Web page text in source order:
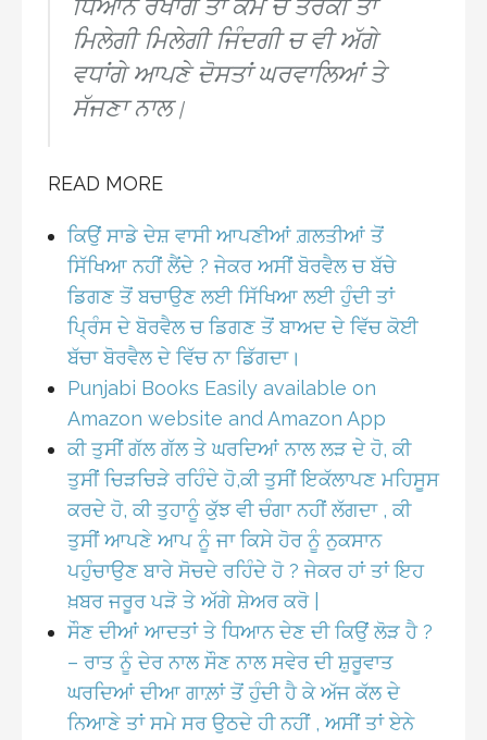
ਧਿਆਨ ਰੱਖਾਂਗੇ ਤਾਂ ਕੰਮ ਚ ਤਰੱਕੀ ਤਾਂ
ਮਿਲੇਗੀ ਮਿਲੇਗੀ ਜਿੰਦਗੀ ਚ ਵੀ ਅੱਗੇ
ਵਧਾਂਗੇ ਆਪਣੇ ਦੋਸਤਾਂ ਘਰਵਾਲਿਆਂ ਤੇ
ਸੱਜਣਾ ਨਾਲ|
READ MORE
ਕਿਉਂ ਸਾਡੇ ਦੇਸ਼ ਵਾਸੀ ਆਪਣੀਆਂ ਗ਼ਲਤੀਆਂ ਤੋਂ
ਸਿੱਖਿਆ ਨਹੀਂ ਲੈਂਦੇ ? ਜੇਕਰ ਅਸੀਂ ਬੋਰਵੈਲ ਚ ਬੱਚੇ
ਡਿਗਣ ਤੋਂ ਬਚਾਉਣ ਲਈ ਸਿੱਖਿਆ ਲਈ ਹੁੰਦੀ ਤਾਂ
ਪ੍ਰਿੰਸ ਦੇ ਬੋਰਵੈਲ ਚ ਡਿਗਣ ਤੋਂ ਬਾਅਦ ਦੇ ਵਿੱਚ ਕੋਈ
ਬੱਚਾ ਬੋਰਵੈਲ ਦੇ ਵਿੱਚ ਨਾ ਡਿੱਗਦਾ।
Punjabi Books Easily available on
Amazon website and Amazon App
ਕੀ ਤੁਸੀਂ ਗੱਲ ਗੱਲ ਤੇ ਘਰਦਿਆਂ ਨਾਲ ਲੜ ਦੇ ਹੋ, ਕੀ
ਤੁਸੀਂ ਚਿੜਚਿੜੇ ਰਹਿੰਦੇ ਹੋ,ਕੀ ਤੁਸੀਂ ਇਕੱਲਾਪਣ ਮਹਿਸੂਸ
ਕਰਦੇ ਹੋ, ਕੀ ਤੁਹਾਨੂੰ ਕੁੱਝ ਵੀ ਚੰਗਾ ਨਹੀਂ ਲੱਗਦਾ , ਕੀ
ਤੁਸੀਂ ਆਪਣੇ ਆਪ ਨੂੰ ਜਾ ਕਿਸੇ ਹੋਰ ਨੂੰ ਨੁਕਸਾਨ
ਪਹੁੰਚਾਉਣ ਬਾਰੇ ਸੋਚਦੇ ਰਹਿੰਦੇ ਹੋ ? ਜੇਕਰ ਹਾਂ ਤਾਂ ਇਹ
ਖ਼ਬਰ ਜਰੂਰ ਪੜੋ ਤੇ ਅੱਗੇ ਸ਼ੇਅਰ ਕਰੋ |
ਸੌਣ ਦੀਆਂ ਆਦਤਾਂ ਤੇ ਧਿਆਨ ਦੇਣ ਦੀ ਕਿਉਂ ਲੋੜ ਹੈ ?
– ਰਾਤ ਨੂੰ ਦੇਰ ਨਾਲ ਸੌਣ ਨਾਲ ਸਵੇਰ ਦੀ ਸ਼ੁਰੂਵਾਤ
ਘਰਦਿਆਂ ਦੀਆ ਗਾਲ਼ਾਂ ਤੋਂ ਹੁੰਦੀ ਹੈ ਕੇ ਅੱਜ ਕੱਲ ਦੇ
ਨਿਆਣੇ ਤਾਂ ਸਮੇ ਸਰ ਉਠਦੇ ਹੀ ਨਹੀਂ , ਅਸੀਂ ਤਾਂ ਏਨੇ